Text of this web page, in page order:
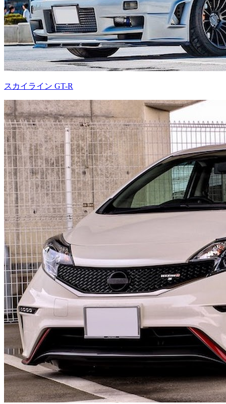
スカイライン GT-R